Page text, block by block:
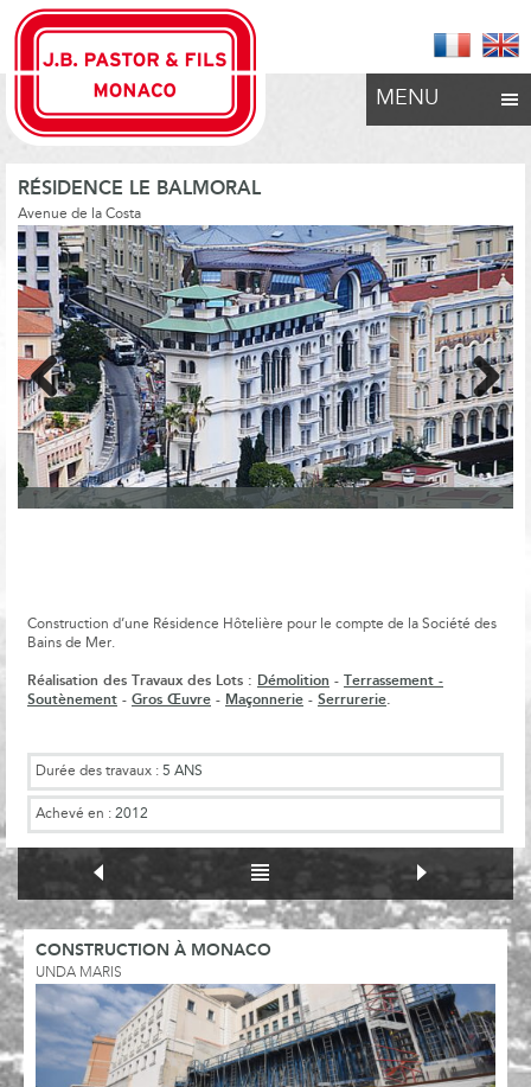
MENU
RÉSIDENCE LE BALMORAL
Avenue de la Costa
Previous Next
Construction d’une Résidence Hôtelière pour le compte de la Société des
Bains de Mer.
Réalisation des Travaux des Lots : Démolition - Terrassement -
Soutènement - Gros Œuvre - Maçonnerie - Serrurerie
Durée des travaux : 5 ANS
Achevé en : 2012
CONSTRUCTION À MONACO
UNDA MARIS